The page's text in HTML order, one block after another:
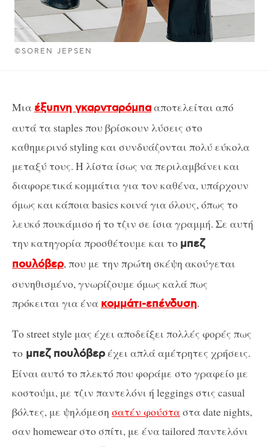
©SOREN JEPSEN
Μια έξυπνη γκαρνταρόμπααποτελείται από
αυτά τα staples που βρίσκουν λύσεις στο
καθημερινό styling και συνδυάζονται πολύ εύκολα
μεταξύ τους. Η λίστα ίσως να περιλαμβάνει και
διαφορετικά κομμάτια για τον καθένα, υπάρχουν
όμως και κάποια basics κοινά για όλους, όπως το
λευκό πουκάμισο ή το τζιν σε ίσια γραμμή. Σε αυτή
την κατηγορία προσθέτουμε και το μπεζ
πουλόβερ, που με την πρώτη σκέψη ακούγεται
συνηθισμένο, γνωρίζουμε όμως καλά πως
πρόκειται για ένα κομμάτι-επένδυση.
Το street style μας έχει αποδείξει πολλές φορές πως
το μπεζ πουλόβερέχει απλά αμέτρητες χρήσεις.
Είναι αυτό το πλεκτό που φοράμε στο γραφείο με
κοστούμι, με τζιν παντελόνι ή leggings στις casual
βόλτες, με ψηλόμεση σατέν φούσταστα date nights,
σαν homewear στο σπίτι, με ένα tailored παντελόνι